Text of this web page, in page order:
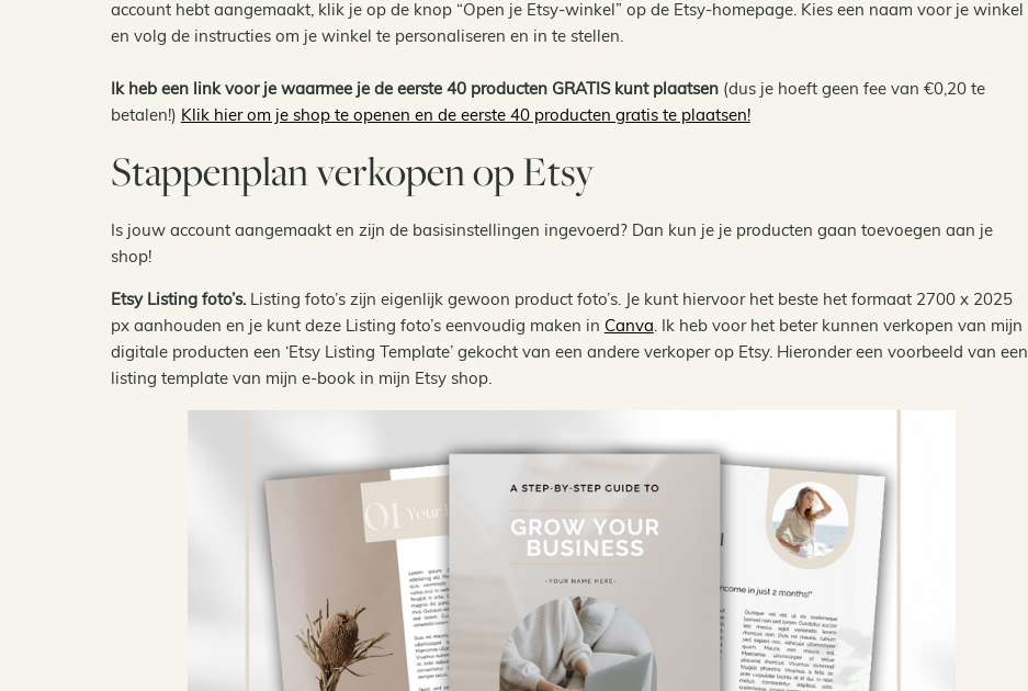
account hebt aangemaakt, klik je op de knop “Open je Etsy-winkel” op de Etsy-homepage. Kies een naam voor je winkel
en volg de instructies om je winkel te personaliseren en in te stellen.
Ik heb een link voor je waarmee je de eerste 40 producten GRATIS kunt plaatsen(dus je hoeft geen fee van €0,20 te
betalen!) Klik hier om je shop te openen en de eerste 40 producten gratis te plaatsen!
Stappenplan verkopen op Etsy
Is jouw account aangemaakt en zijn de basisinstellingen ingevoerd? Dan kun je je producten gaan toevoegen aan je
shop!
Etsy Listing foto’s. Listing foto’s zijn eigenlijk gewoon product foto’s. Je kunt hiervoor het beste het formaat 2700 x 2025
px aanhouden en je kunt deze Listing foto’s eenvoudig maken in Canva. Ik heb voor het beter kunnen verkopen van mijn
digitale producten een ‘Etsy Listing Template’ gekocht van een andere verkoper op Etsy. Hieronder een voorbeeld van een
listing template van mijn e-book in mijn Etsy shop.